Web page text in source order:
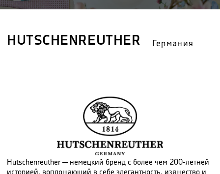
HUTSCHENREUTHER Германия
Hutschenreuther ─ немецкий бренд с более чем 200-летней
историей, воплощающий в себе элегантность, изящество и